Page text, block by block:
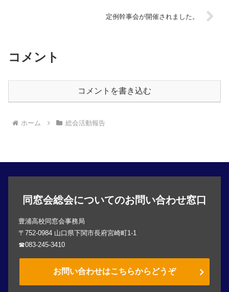
定例幹事会が開催されました。
コメント
コメントを書き込む
ホーム 総会活動報告
同窓会総会についてのお問い合わせ窓口
豊浦高校同窓会事務局
〒752-0984 山口県下関市長府宮崎町1-1
☎083-245-3410
お問い合わせはこちらからどうぞ